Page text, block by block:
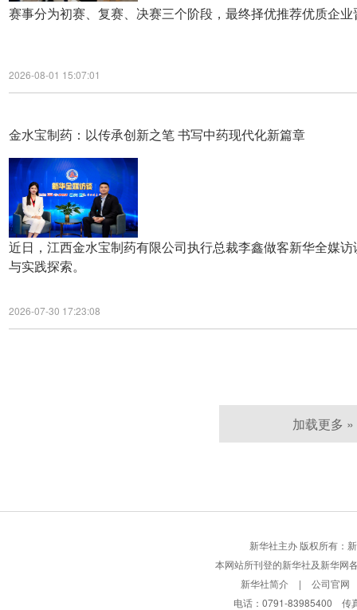
赛事分为初赛、复赛、决赛三个阶段，最终择优推荐优质企
2026-08-01 15:07:01
金水宝制药：以传承创新之笔 书写中药现代化新篇章
近日，江西金水宝制药有限公司执行总裁李鑫做客新华全媒
与实践探索。
2026-07-30 17:23:08
加载更多 »
新华社主办 版权所有：
本网站所刊登的新华社及新华网
新华社简介
|
公司官网
电话：0791-83985400 传